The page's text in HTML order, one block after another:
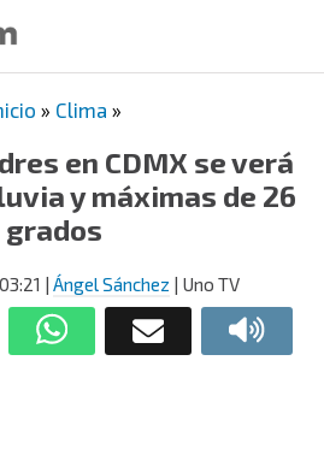
» Clima »
en CDMX se verá
y máximas de 26
grados
| Ángel Sánchez | Uno TV